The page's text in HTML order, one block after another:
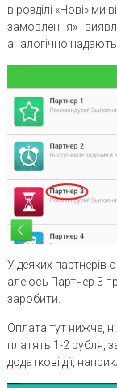
в розділі «Нові» ми
замовлення» і
аналогічно
У деяких партнерів
але ось Партнер 3
заробити.
Оплата тут нижче,
платять 1-2 рубля,
додаткові дії,